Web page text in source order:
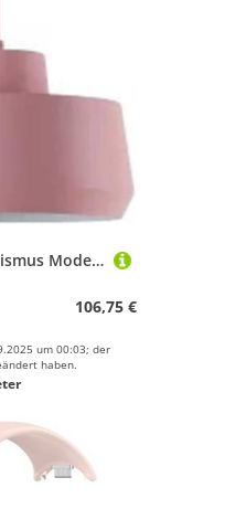
BDDCYWY Minimalismus Moderne Hängeleuchte aus Metall, nordische Farbe, Einzelkopf, E27, Aluminium, weiches Licht, Augen-Chaner, Beleuchtung, geeignet für die Nacht für Bar, Counter Cafe, Restaurant
106,75 €
um 00:03; der
haben.